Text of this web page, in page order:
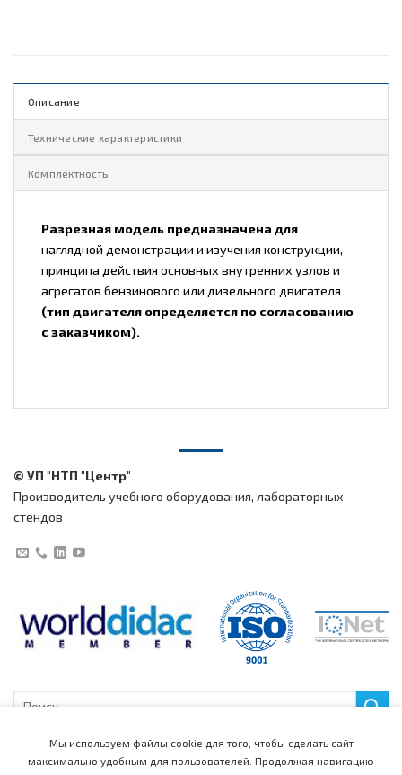
Описание
Технические характеристики
Комплектность
Разрезная модель предназначена для
наглядной демонстрации и изучения конструкции,
принципа действия основных внутренних узлов и
агрегатов бензинового или дизельного двигателя
(тип двигателя определяется по согласованию
с заказчиком).
© УП "НТП "Центр"
Производитель учебного оборудования, лабораторных
стендов
Мы используем файлы cookie для того, чтобы сделать сайт
максимально удобным для пользователей. Продолжая навигацию